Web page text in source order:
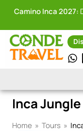
Inca
Home » Tours »
Camino Inca 2027: